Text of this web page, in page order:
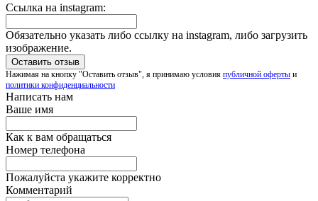
Ссылка на instagram:
Обязательно указать либо ссылку на instagram, либо загрузить
изображение.
Нажимая на кнопку "Оставить отзыв", я принимаю условия публичной оферты и
политики конфиденциальности
Написать нам
Ваше имя
Как к вам обращаться
Номер телефона
Пожалуйста укажите корректно
Комментарий